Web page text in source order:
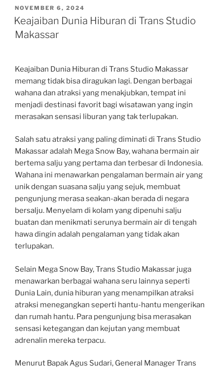
POSTED
ON
NOVEMBER 6, 2024
Keajaiban Dunia Hiburan di Trans Studio
Makassar
Keajaiban Dunia Hiburan di Trans Studio Makassar
memang tidak bisa diragukan lagi. Dengan berbagai
wahana dan atraksi yang menakjubkan, tempat ini
menjadi destinasi favorit bagi wisatawan yang ingin
merasakan sensasi liburan yang tak terlupakan.
Salah satu atraksi yang paling diminati di Trans Studio
Makassar adalah Mega Snow Bay, wahana bermain air
bertema salju yang pertama dan terbesar di Indonesia.
Wahana ini menawarkan pengalaman bermain air yang
unik dengan suasana salju yang sejuk, membuat
pengunjung merasa seakan-akan berada di negara
bersalju. Menyelam di kolam yang dipenuhi salju
buatan dan menikmati serunya bermain air di tengah
hawa dingin adalah pengalaman yang tidak akan
terlupakan.
Selain Mega Snow Bay, Trans Studio Makassar juga
menawarkan berbagai wahana seru lainnya seperti
Dunia Lain, dunia hiburan yang menampilkan atraksi
atraksi menegangkan seperti hantu-hantu mengerikan
dan rumah hantu. Para pengunjung bisa merasakan
sensasi ketegangan dan kejutan yang membuat
adrenalin mereka terpacu.
Menurut Bapak Agus Sudari, General Manager Trans